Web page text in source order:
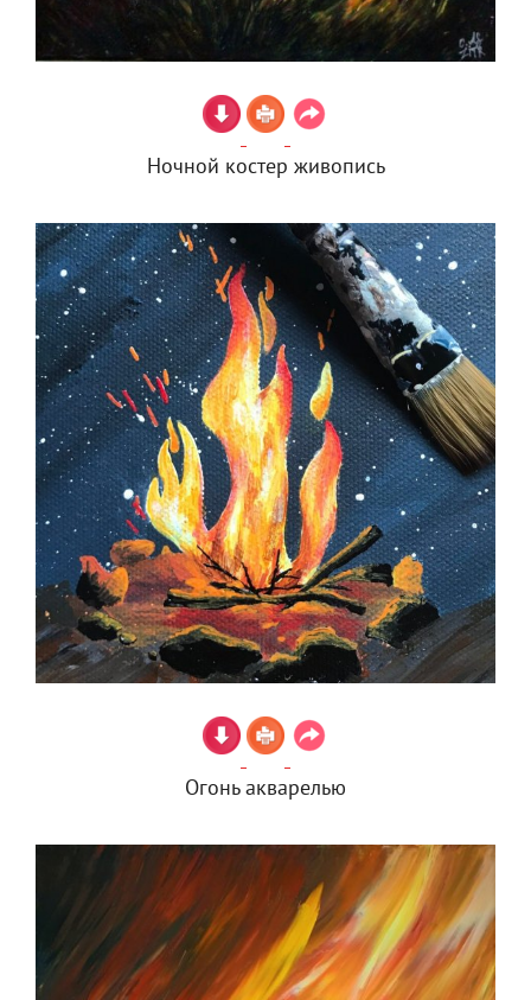
Ночной костер живопись
Огонь акварелью